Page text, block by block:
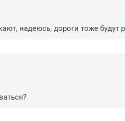
надеюсь, дороги тоже будут